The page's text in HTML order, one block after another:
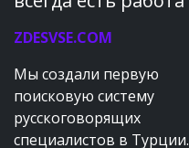
ZDESVSE.COM
Мы создали первую
поисковую систему
русскоговорящих
специалистов в Турции.